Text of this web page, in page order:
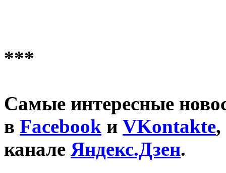
***
Самые интересные
в Facebook и VKontakte,
канале Яндекс.Дзен.